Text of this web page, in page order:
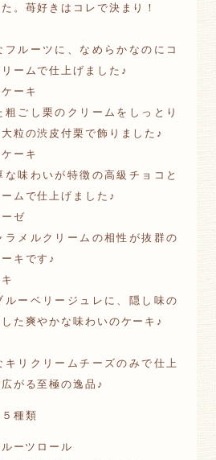
。苺好きはコレで決まり！
フルーツに、なめらかなのにコ
ームで仕上げました♪
ーキ
ごし栗のクリームをしっとり
粒の渋皮付栗で飾りました♪
ーキ
味わいが特徴の高級チョコと
ムで仕上げました♪
ゼ
ラメルクリームの相性が抜群の
キです♪
ルーベリージュレに、隠し味の
た爽やかな味わいのケーキ♪
キリクリームチーズのみで仕上
がる至極の逸品♪
種類
ーツロール